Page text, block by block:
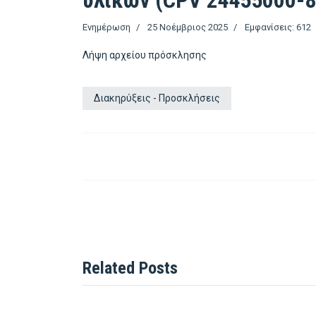
Ενημέρωση 25 Νοέμβριος 2025 Εμφανίσεις: 612
Λήψη αρχείου πρόσκλησης
Διακηρύξεις - Προσκλήσεις
Related Posts